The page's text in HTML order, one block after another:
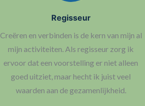
Regisseur
Creëren en verbinden is de kern van mijn al
mijn activiteiten. Als regisseur zorg ik
ervoor dat een voorstelling er niet alleen
goed uitziet, maar hecht ik juist veel
waarden aan de gezamenlijkheid.